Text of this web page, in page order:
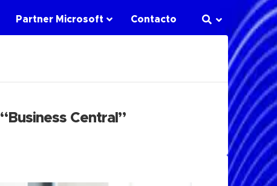
Partner Microsoft Contacto
“Business Central”